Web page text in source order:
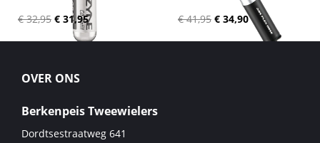
€ 32,95 € 31,95 € 41,95 € 34,90
OVER ONS
Berkenpeis Tweewielers
Dordtsestraatweg 641